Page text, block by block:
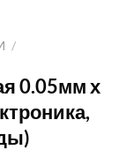
/
0.05мм х